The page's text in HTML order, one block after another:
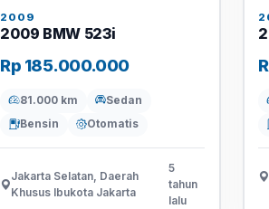
2009
2009 BMW 523i
Rp 185.000.000
81.000 km
Sedan
Bensin
Otomatis
Jakarta Selatan, Daerah
Khusus Ibukota Jakarta
5
tahun
lalu